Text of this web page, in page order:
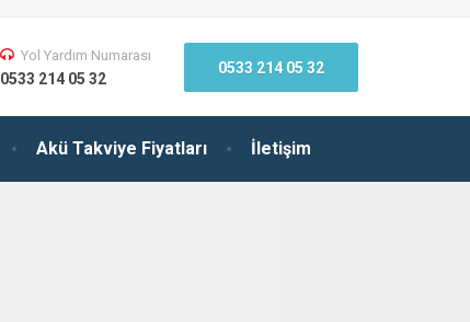
Akü Takviye Fiyatları İletişim
Yol Yardım Numarası
0533 214 05 32
0533 214 05 32